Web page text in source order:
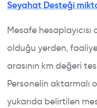
Seyahat Desteği
Mesafe hesaplayıcısı
olduğu yerden,
arasının km değeri
Personelin aktarmalı
yukarıda belirtilen